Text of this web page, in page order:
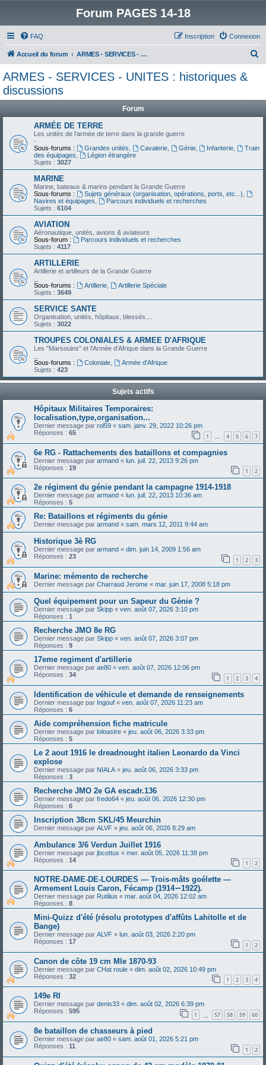
Forum PAGES 14-18
FAQ Connexion
Inscription
Accueil du forum ARMES - SERVICES - UNITES : historiques & discussions
ARMES - SERVICES - UNITES : historiques &
discussions
Forum
ARMÉE DE TERRE
Les unités de l'armée de terre dans la grande guerre
-
Sous-forums :
Grandes unités Cavalerie, Génie, Infanterie
Train
des équipages
Légion étrangère
Sujets : 3027
MARINE
Marine, bateaux & marins pendant la Grande Guerre
Sous-forums :
Sujets généraux (organisation, opérations, ports, etc...)
Navires et équipages
Parcours individuels et recherches
Sujets : 6104
AVIATION
Aéronautique, unités, avions & aviateurs
Sous-forum :
Parcours individuels et recherches
Sujets : 4117
ARTILLERIE
Artillerie et artilleurs de la Grande Guerre
Sous-forums :
Artillerie,
Artillerie Spéciale
Sujets : 3649
SERVICE SANTE
Organisation, unités, hôpitaux, blessés....
Sujets : 3022
TROUPES COLONIALES & ARMEE D'AFRIQUE
Les "Marsouins" et l'Armée d'Afrique dans la Grande Guerre
Sous-forums :
Coloniale,
Armée d'Afrique
Sujets : 423
Sujets actifs
Hôpitaux Militaires Temporaires:
localisation,type,organisation...
Dernier message par rol59 « sam. janv. 29, 2022 10:26 pm
Réponses : 65 1 … 4 5 6 7
6e RG - Rattachements des bataillons et compagnies
Dernier message par armand « lun. juil. 22, 2013 9:26 pm
Réponses : 19 1 2
2e régiment du génie pendant la campagne 1914-1918
Dernier message par armand « lun. juil. 22, 2013 10:36 am
Réponses : 5
Re: Bataillons et régiments du génie
Dernier message par armand « sam. mars 12, 2011 9:44 am
Historique 3è RG
Dernier message par armand « dim. juin 14, 2009 1:56 am
Réponses : 23 1 2 3
Marine: mémento de recherche
Dernier message par Charraud Jerome « mar. juin 17, 2008 5:18 pm
Quel équipement pour un Sapeur du Génie ?
Dernier message par Skipp « ven. août 07, 2026 3:10 pm
Réponses : 1
Recherche JMO 8e RG
Dernier message par Skipp « ven. août 07, 2026 3:07 pm
Réponses : 9
17eme regiment d'artillerie
Dernier message par ae80 « ven. août 07, 2026 12:06 pm
Réponses : 34 1 2 3 4
Identification de véhicule et demande de renseignements
Dernier message par Ingouf « ven. août 07, 2026 11:23 am
Réponses : 6
Aide compréhension fiche matricule
Dernier message par loloastre « jeu. août 06, 2026 3:33 pm
Réponses : 5
Le 2 aout 1916 le dreadnought italien Leonardo da Vinci
explose
Dernier message par NIALA « jeu. août 06, 2026 3:33 pm
Réponses : 3
Recherche JMO 2e GA escadr.136
Dernier message par fredo64 « jeu. août 06, 2026 12:30 pm
Réponses : 6
Inscription 38cm SKL/45 Meurchin
Dernier message par ALVF « jeu. août 06, 2026 8:29 am
Ambulance 3/6 Verdun Juillet 1916
Dernier message par jbcottus « mer. août 05, 2026 11:38 pm
Réponses : 14 1 2
NOTRE-DAME-DE-LOURDES — Trois-mâts goélette —
Armement Louis Caron, Fécamp (1914∽1922).
Dernier message par Rutilius « mar. août 04, 2026 12:02 am
Réponses : 8
Mini-Quizz d'été (résolu prototypes d'affûts Lahitolle et de
Bange)
Dernier message par ALVF « lun. août 03, 2026 2:20 pm
Réponses : 17 1 2
Canon de côte 19 cm Mle 1870-93
Dernier message par CHat roule « dim. août 02, 2026 10:49 pm
Réponses : 32 1 2 3 4
149e RI
Dernier message par denis33 « dim. août 02, 2026 6:39 pm
Réponses : 595 1 57 58 59 60
8e bataillon de chasseurs à pied
Dernier message par ae80 « sam. août 01, 2026 5:21 pm
Réponses : 11 1 2